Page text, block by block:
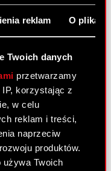
reklam O
Twoich danych
przetwarzamy
korzystając z
w celu
reklam i treści,
naprzeciw
produktów.
używa Twoich
Walne
firmą CD
Czytaj
Zwyczajne Walne
Spółki
przez Zwyczajne